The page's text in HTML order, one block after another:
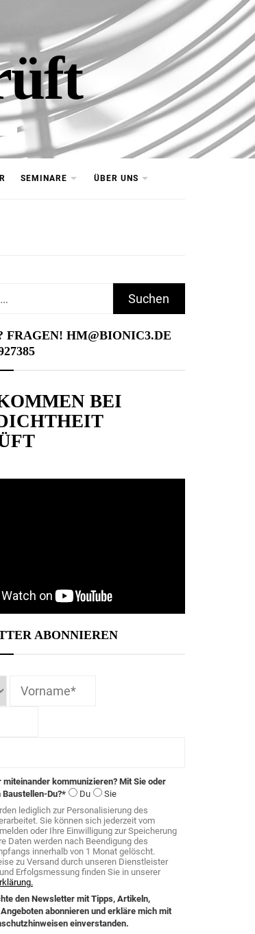
SEMINARE ÜBER UNS
FRAGEN! HM@BIONIC3.DE
BEI
ABONNIEREN
miteinander kommunizieren? Mit Sie oder
Baustellen-Du?*
Du
Sie
lediglich zur Personalisierung des
Sie können sich jederzeit vom
oder Ihre Einwilligung zur Speicherung
Daten werden nach Beendigung des
innerhalb von 1 Monat gelöscht.
zu Versand durch unseren Dienstleister
Erfolgsmessung finden Sie in unserer
den Newsletter mit Tipps, Artikeln,
abonnieren und erkläre mich mit
einverstanden.